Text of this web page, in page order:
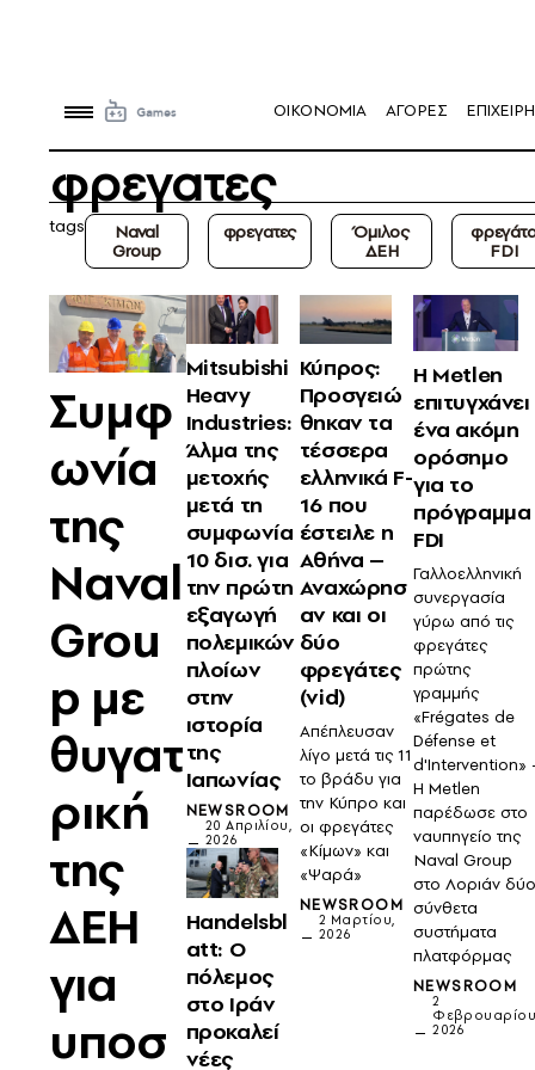
OIKONOMIA ΑΓΟΡΕΣ
φρεγατες
tags
Naval
Group
φρεγατες
Όμιλος
ΔΕΗ
FDI
Συμφ
ωνία
της
Naval
Grou
p με
θυγατ
ρική
της
ΔΕΗ
για
υποσ
Mitsubishi
Heavy
Industries:
Άλμα της
μετοχής
μετά τη
συμφωνία
10 δισ. για
την πρώτη
εξαγωγή
πολεμικών
πλοίων
στην
ιστορία
της
Ιαπωνίας
NEWSROOM
20 Απριλίου,
2026
Handelsbl
att: Ο
πόλεμος
στο Ιράν
προκαλεί
νέες
Κύπρος:
Προσγειώ
θηκαν τα
τέσσερα
ελληνικά F-
16 που
έστειλε η
Αθήνα –
Αναχώρησ
αν και οι
δύο
φρεγάτες
(vid)
Απέπλευσαν
λίγο μετά τις 11
το βράδυ για
την Κύπρο και
οι φρεγάτες
«Κίμων» και
«Ψαρά»
NEWSROOM
2 Μαρτίου,
2026
Η Metlen
επιτυγχάνει
ένα ακόμη
ορόσημο
για το
πρόγραμμα
FDI
Γαλλοελληνική
συνεργασία
γύρω από τις
φρεγάτες
πρώτης
γραμμής
«Frégates de
Défense et
d'Intervention»
Η Metlen
παρέδωσε στο
ναυπηγείο της
Naval Group
στο Λοριάν δύο
σύνθετα
συστήματα
πλατφόρμας
NEWSROOM
2
2026